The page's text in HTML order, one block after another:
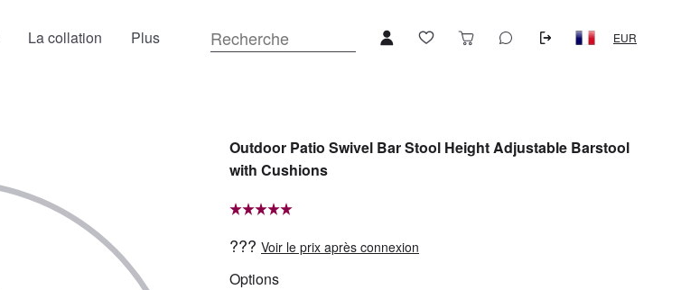
La collation Plus EUR
Outdoor Patio Swivel Bar Stool Height Adjustable Barstool
with Cushions
??? Voir le prix après connexion
Options